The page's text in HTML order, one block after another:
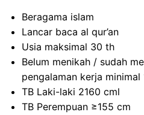
Beragama islam
Lancar baca al qur’an
Usia maksimal 30 th
Belum menikah / sudah
pengalaman kerja minimal
TB Laki-laki 2160 cml
TB Perempuan ≥155 cm